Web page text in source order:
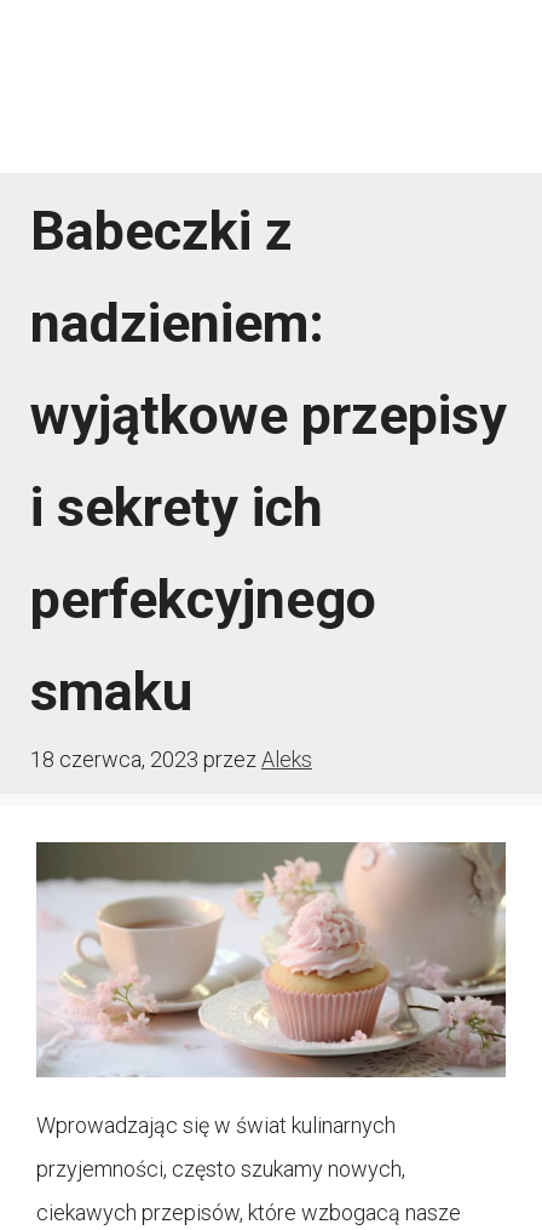
Babeczki z
nadzieniem:
wyjątkowe przepisy
i sekrety ich
perfekcyjnego
smaku
18 czerwca, 2023 przezAleks
Wprowadzając się w świat kulinarnych
przyjemności, często szukamy nowych,
ciekawych przepisów, które wzbogacą nasze